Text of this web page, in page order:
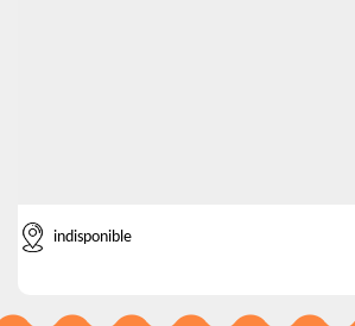
indisponible